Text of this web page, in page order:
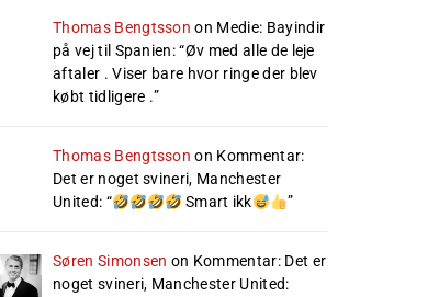
Thomas Bengtsson on Medie: Bayindir
på vej til Spanien: “Øv med alle de leje
aftaler . Viser bare hvor ringe der blev
købt tidligere .”
Thomas Bengtsson on Kommentar:
Det er noget svineri, Manchester
United: “ Smart ikk ”
Søren Simonsen on Kommentar: Det er
noget svineri, Manchester United: